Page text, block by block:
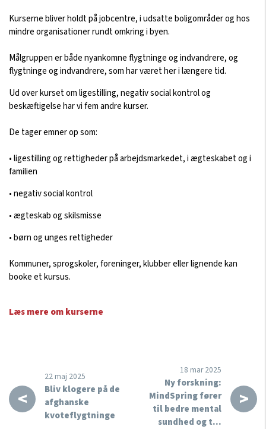
Kurserne bliver holdt på jobcentre, i udsatte boligområder og hos
mindre organisationer rundt omkring i byen.
Målgruppen er både nyankomne flygtninge og indvandrere, og
flygtninge og indvandrere, som har været her i længere tid.
Ud over kurset om ligestilling, negativ social kontrol og
beskæftigelse har vi fem andre kurser.
De tager emner op som:
• ligestilling og rettigheder på arbejdsmarkedet, i ægteskabet og i
familien
• negativ social kontrol
• ægteskab og skilsmisse
• børn og unges rettigheder
Kommuner, sprogskoler, foreninger, klubber eller lignende kan
booke et kursus.
Læs mere om kurserne
<
22 maj 2025
Bliv klogere på de
afghanske
kvoteflygtninge
>
18 mar 2025
Ny forskning:
MindSpring fører
til bedre mental
sundhed og t…